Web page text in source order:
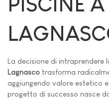
La decisione di intraprendere
Lagnasco trasforma
aggiungendo valore estetico
progetto di successo nasce